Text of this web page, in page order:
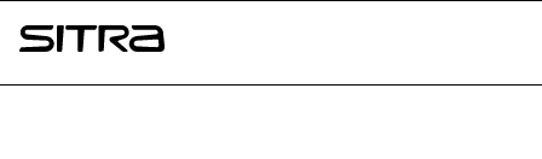
Siirry
suoraan
Sitra